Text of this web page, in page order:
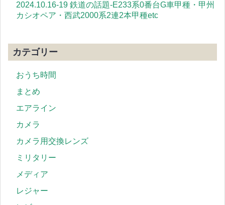
2024.10.16-19 鉄道の話題-E233系0番台G車甲種・甲州
カシオペア・西武2000系2連2本甲種etc
カテゴリー
おうち時間
まとめ
エアライン
カメラ
カメラ用交換レンズ
ミリタリー
メディア
レジャー